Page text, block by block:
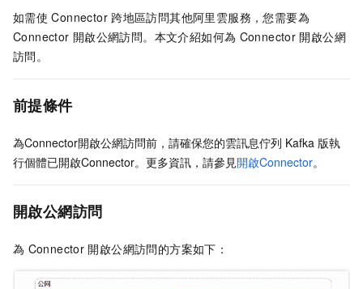
如需使 Connector 跨地區訪問其他阿里雲服務，您需要為
Connector 開啟公網訪問。本文介紹如何為 Connector 開啟公網
訪問。
前提條件
為Connector開啟公網訪問前，請確保您的雲訊息佇列 Kafka 版執
行個體已開啟Connector。更多資訊，請參見開啟Connector。
開啟公網訪問
為 Connector 開啟公網訪問的方案如下：